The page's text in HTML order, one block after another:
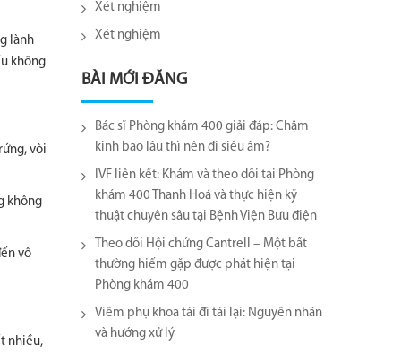
lành
không
vòi
không
vô
nhiều,
Xét nghiệm
Xét nghiệm
BÀI MỚI ĐĂNG
Bác sĩ Phòng khám 400 giải đáp: Chậm
kinh bao lâu thì nên đi siêu âm?
IVF liên kết: Khám và theo dõi tại Phòng
khám 400 Thanh Hoá và thực hiện kỹ
thuật chuyên sâu tại Bệnh Viện Bưu điện
Theo dõi Hội chứng Cantrell – Một bất
thường hiếm gặp được phát hiện tại
Phòng khám 400
Viêm phụ khoa tái đi tái lại​: Nguyên nhân
và hướng xử lý